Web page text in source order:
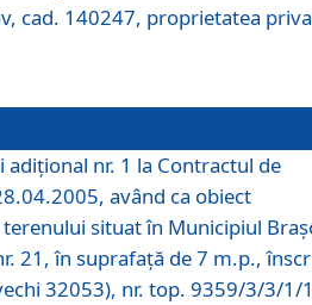
cad. 140247, proprietatea
nr. 1 la Contractul de
având ca obiect
situat în Municipiul
21, în suprafață de 7 m.p.,
32053), nr. top. 9359/3/3/1/